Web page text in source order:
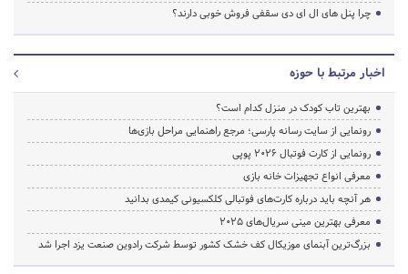
چرا پنل های ال ای دی سقفی فروش خوبی دارند؟
اخبار مرتبط با حوزه
بهترین تاب کودک در منزل کدام است؟
رونمایی از سایت رسانه پارسی؛ مرجع راهنمایی مراحل بازی‌ها
رونمایی از کارت فوتبال ۲۰۲۶ پوپی
معرفی انواع تجهیزات خانه بازی
هر آنچه باید درباره کارت‌های فوتبالی کلکسیونی کیمدی بدانید
معرفی بهترین مینی سریال‌های 2025
بزرگ‌ترین آبنمای موزیکال کف خشک کشور توسط شرکت رادوین صنعت یزد اجرا شد